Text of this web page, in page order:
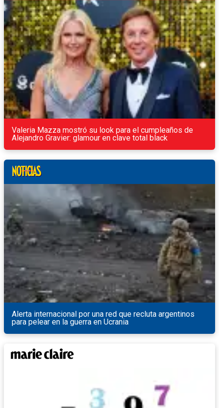
Valeria Mazza mostró su look para el cumpleaños de
Alejandro Gravier: glamour en clave total black
Alerta internacional por una red que recluta argentinos
para pelear en la guerra en Ucrania